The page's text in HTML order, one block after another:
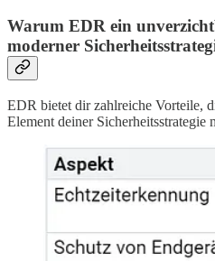
Warum EDR ein
moderner
EDR bietet dir zahlreiche Vorteile,
Element deiner Sicherheitsstrategie